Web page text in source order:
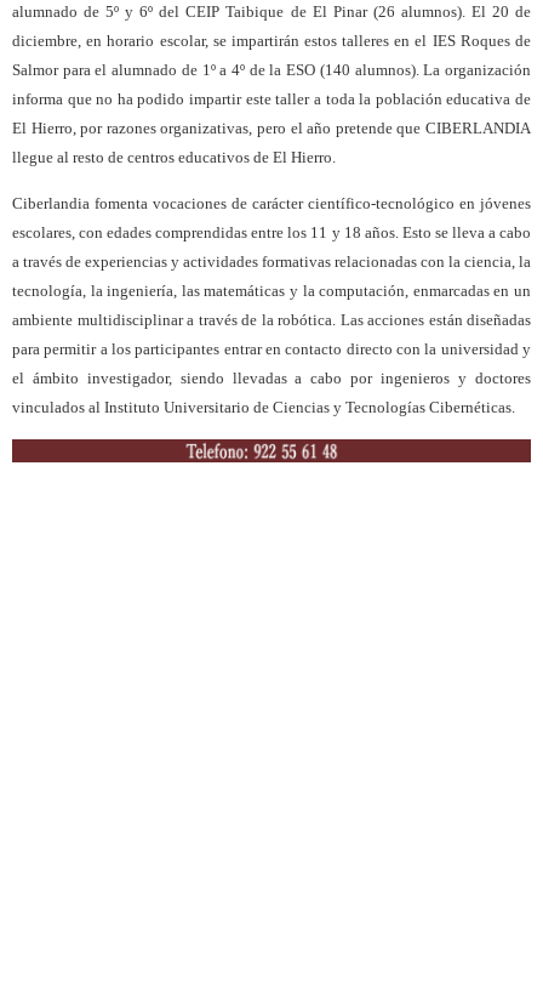
alumnado de 5º y 6º del CEIP Taibique de El Pinar (26 alumnos). El 20 de
diciembre, en horario escolar, se impartirán estos talleres en el IES Roques de
Salmor para el alumnado de 1º a 4º de la ESO (140 alumnos). La organización
informa que no ha podido impartir este taller a toda la población educativa de
El Hierro, por razones organizativas, pero el año pretende que CIBERLANDIA
llegue al resto de centros educativos de El Hierro.
Ciberlandia fomenta vocaciones de carácter científico-tecnológico en jóvenes
escolares, con edades comprendidas entre los 11 y 18 años. Esto se lleva a cabo
a través de experiencias y actividades formativas relacionadas con la ciencia, la
tecnología, la ingeniería, las matemáticas y la computación, enmarcadas en un
ambiente multidisciplinar a través de la robótica. Las acciones están diseñadas
para permitir a los participantes entrar en contacto directo con la universidad y
el ámbito investigador, siendo llevadas a cabo por ingenieros y doctores
vinculados al Instituto Universitario de Ciencias y Tecnologías Cibernéticas.